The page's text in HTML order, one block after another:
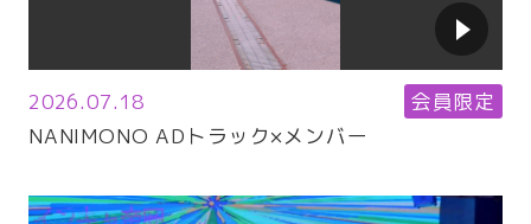
2026.07.18
会員限定
NANIMONO ADトラック×メンバー